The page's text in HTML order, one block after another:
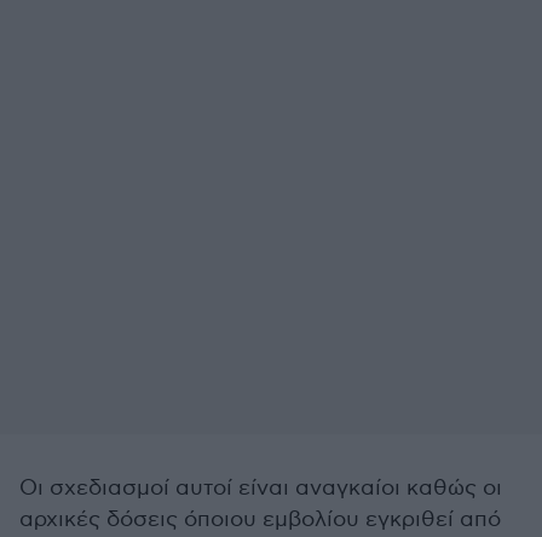
Οι σχεδιασμοί αυτοί είναι αναγκαίοι καθώς οι
αρχικές δόσεις όποιου εμβολίου εγκριθεί από